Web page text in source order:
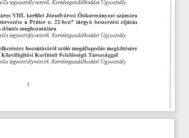
ügyosztályvezető, Kerületgazdálkodási Ügyosztály
VIII. kerület Józsefvárosi Önkormányzat számára
tervezése a Práter u. 22-ben” tárgyú beszerzési eljárás
döntés meghozatalára
ügyosztályvezető, Kerületgazdálkodási Ügyosztály
bocsátásáról szóló megállapodás megkötésére
Közvilágítási Korlátolt Felelősségű Társasággal
ügyosztályvezető, Kerületgazdálkodási Ügyosztály
1